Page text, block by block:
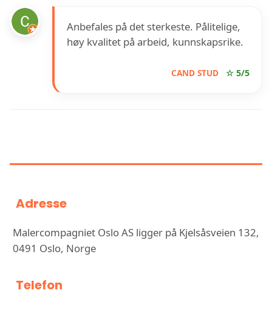
Anbefales på det sterkeste. Pålitelige,
høy kvalitet på arbeid, kunnskapsrike.
CAND STUD ☆ 5/5
Adresse
Malercompagniet Oslo AS ligger på Kjelsåsveien 132,
0491 Oslo, Norge
Telefon